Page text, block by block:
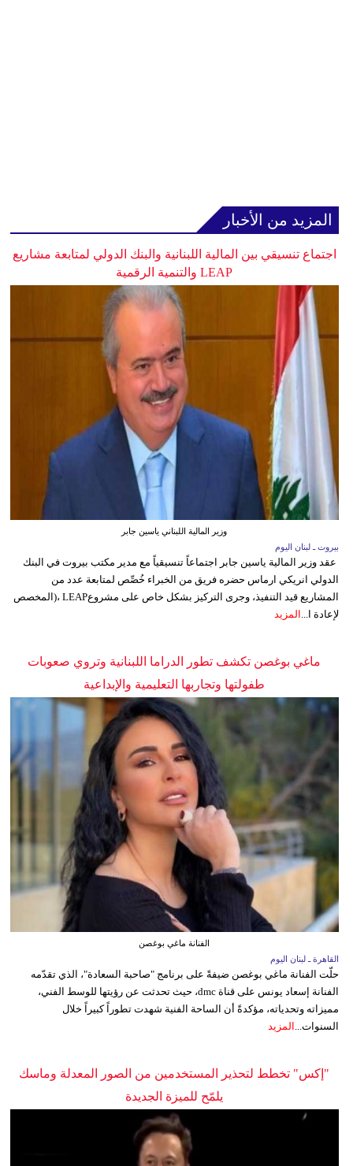
المزيد من الأخبار
اجتماع تنسيقي بين المالية اللبنانية والبنك الدولي لمتابعة مشاريع
LEAP والتنمية الرقمية
وزير المالية اللبناني ياسين جابر
بيروت ـ لبنان اليوم
عقد وزير المالية ياسين جابر اجتماعاً تنسيقياً مع مدير مكتب بيروت في البنك
الدولي انريكي ارماس حضره فريق من الخبراء خُصِّص لمتابعة عدد من
المشاريع قيد التنفيذ، وجرى التركيز بشكل خاص على مشروعLEAP ،(المخصص
لإعادة ا...
المزيد
ماغي بوغصن تكشف تطور الدراما اللبنانية وتروي صعوبات
طفولتها وتجاربها التعليمية والإبداعية
الفنانة ماغي بوغصن
القاهرة ـ لبنان اليوم
حلّت الفنانة ماغي بوغصن ضيفةً على برنامج "صاحبة السعادة"، الذي تقدّمه
الفنانة إسعاد يونس على قناة dmc، حيث تحدثت عن رؤيتها للوسط الفني،
مميزاته وتحدياته، مؤكدةً أن الساحة الفنية شهدت تطوراً كبيراً خلال
السنوات... المزيد
"إكس" تخطط لتحذير المستخدمين من الصور المعدلة وماسك
يلمّح للميزة الجديدة